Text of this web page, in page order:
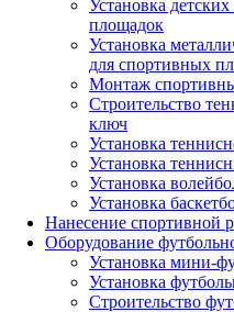
Установка
площадок
Установка
для спортивных
Монтаж
Строительство
ключ
Установка
Установка
Установка
Установка
Нанесение спортивной
Оборудование
Установка мини-
Установка
Строительство